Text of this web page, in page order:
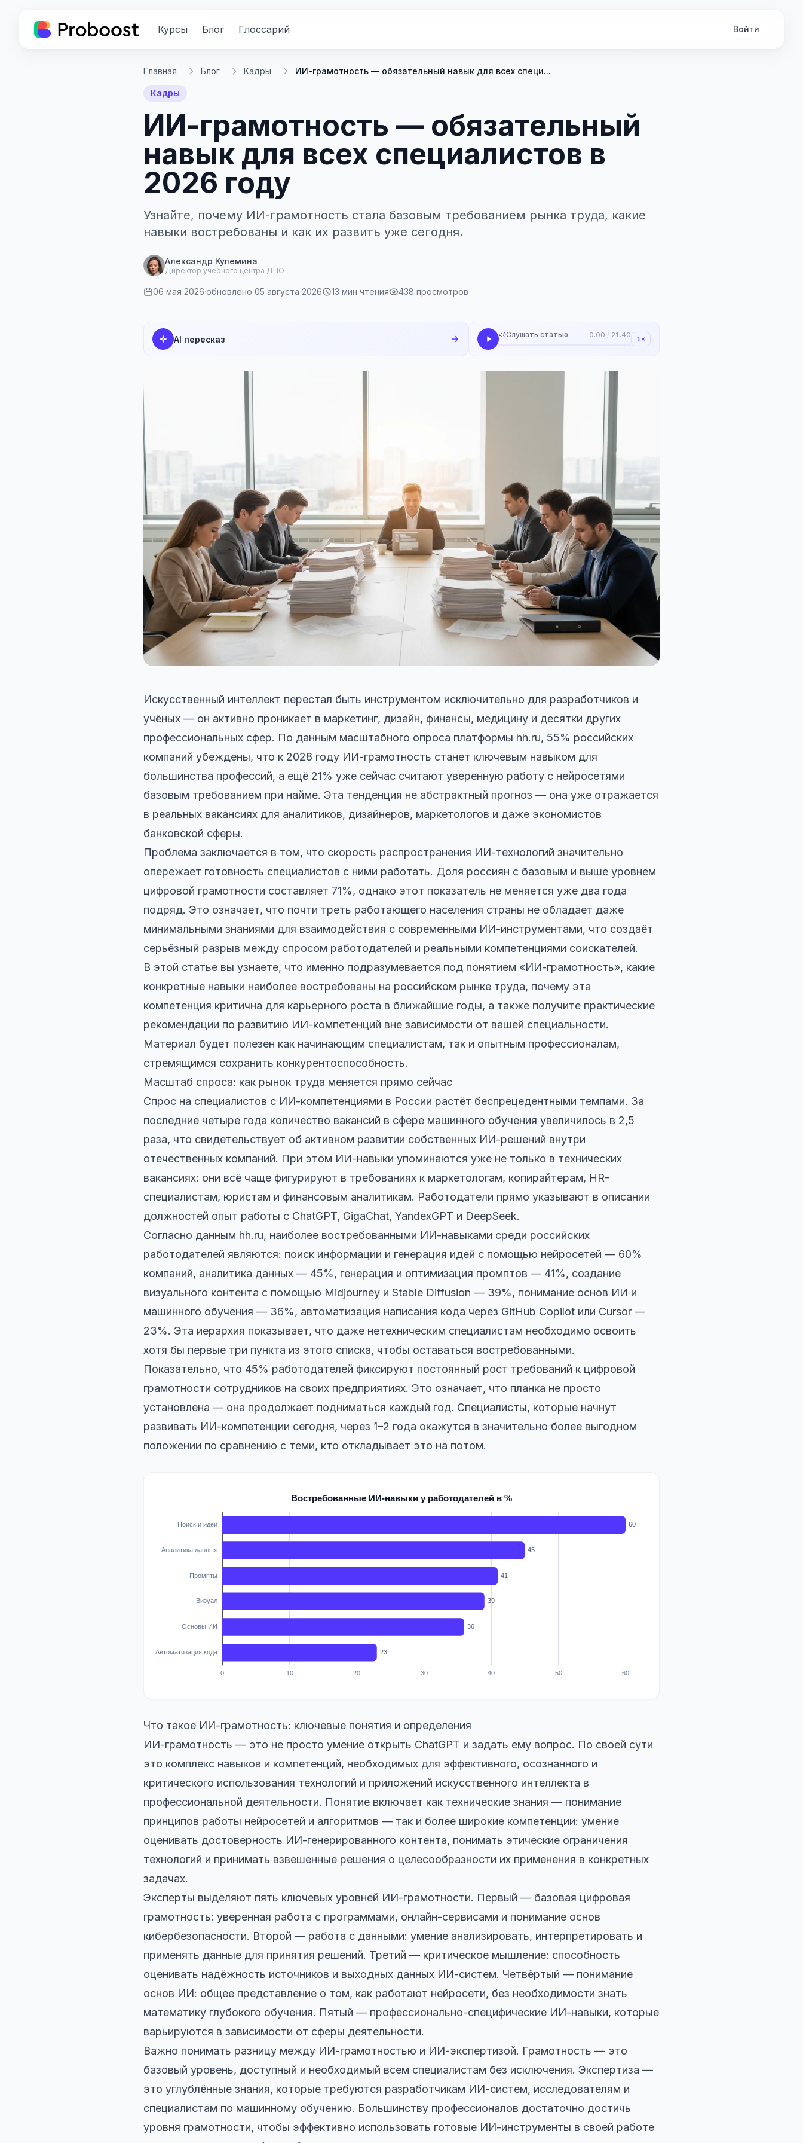
Курсы Блог Глоссарий Войти
Главная Блог Кадры ИИ-грамотность — обязательный навык для всех специ...
Кадры
ИИ-грамотность — обязательный
навык для всех специалистов в
2026 году
Узнайте, почему ИИ-грамотность стала базовым требованием рынка труда, какие
навыки востребованы и как их развить уже сегодня.
Александр Кулемина
Директор учебного центра ДПО
06 мая 2026·обновлено 05 августа 2026 13 мин чтения 438 просмотров
AI пересказ Слушать статью 0:00 / 21:40 1×
Искусственный интеллект перестал быть инструментом исключительно для разработчиков и
учёных — он активно проникает в маркетинг, дизайн, финансы, медицину и десятки других
профессиональных сфер. По данным масштабного опроса платформы hh.ru, 55% российских
компаний убеждены, что к 2028 году ИИ-грамотность станет ключевым навыком для
большинства профессий, а ещё 21% уже сейчас считают уверенную работу с нейросетями
базовым требованием при найме. Эта тенденция не абстрактный прогноз — она уже отражается
в реальных вакансиях для аналитиков, дизайнеров, маркетологов и даже экономистов
банковской сферы.
Проблема заключается в том, что скорость распространения ИИ-технологий значительно
опережает готовность специалистов с ними работать. Доля россиян с базовым и выше уровнем
цифровой грамотности составляет 71%, однако этот показатель не меняется уже два года
подряд. Это означает, что почти треть работающего населения страны не обладает даже
минимальными знаниями для взаимодействия с современными ИИ-инструментами, что создаёт
серьёзный разрыв между спросом работодателей и реальными компетенциями соискателей.
В этой статье вы узнаете, что именно подразумевается под понятием «ИИ-грамотность», какие
конкретные навыки наиболее востребованы на российском рынке труда, почему эта
компетенция критична для карьерного роста в ближайшие годы, а также получите практические
рекомендации по развитию ИИ-компетенций вне зависимости от вашей специальности.
Материал будет полезен как начинающим специалистам, так и опытным профессионалам,
стремящимся сохранить конкурентоспособность.
Масштаб спроса: как рынок труда меняется прямо сейчас
Спрос на специалистов с ИИ-компетенциями в России растёт беспрецедентными темпами. За
последние четыре года количество вакансий в сфере машинного обучения увеличилось в 2,5
раза, что свидетельствует об активном развитии собственных ИИ-решений внутри
отечественных компаний. При этом ИИ-навыки упоминаются уже не только в технических
вакансиях: они всё чаще фигурируют в требованиях к маркетологам, копирайтерам, HR-
специалистам, юристам и финансовым аналитикам. Работодатели прямо указывают в описании
должностей опыт работы с ChatGPT, GigaChat, YandexGPT и DeepSeek.
Согласно данным hh.ru, наиболее востребованными ИИ-навыками среди российских
работодателей являются: поиск информации и генерация идей с помощью нейросетей — 60%
компаний, аналитика данных — 45%, генерация и оптимизация промптов — 41%, создание
визуального контента с помощью Midjourney и Stable Diffusion — 39%, понимание основ ИИ и
машинного обучения — 36%, автоматизация написания кода через GitHub Copilot или Cursor —
23%. Эта иерархия показывает, что даже нетехническим специалистам необходимо освоить
хотя бы первые три пункта из этого списка, чтобы оставаться востребованными.
Показательно, что 45% работодателей фиксируют постоянный рост требований к цифровой
грамотности сотрудников на своих предприятиях. Это означает, что планка не просто
установлена — она продолжает подниматься каждый год. Специалисты, которые начнут
развивать ИИ-компетенции сегодня, через 1–2 года окажутся в значительно более выгодном
положении по сравнению с теми, кто откладывает это на потом.
Что такое ИИ-грамотность: ключевые понятия и определения
ИИ-грамотность — это не просто умение открыть ChatGPT и задать ему вопрос. По своей сути
это комплекс навыков и компетенций, необходимых для эффективного, осознанного и
критического использования технологий и приложений искусственного интеллекта в
профессиональной деятельности. Понятие включает как технические знания — понимание
принципов работы нейросетей и алгоритмов — так и более широкие компетенции: умение
оценивать достоверность ИИ-генерированного контента, понимать этические ограничения
технологий и принимать взвешенные решения о целесообразности их применения в конкретных
задачах.
Эксперты выделяют пять ключевых уровней ИИ-грамотности. Первый — базовая цифровая
грамотность: уверенная работа с программами, онлайн-сервисами и понимание основ
кибербезопасности. Второй — работа с данными: умение анализировать, интерпретировать и
применять данные для принятия решений. Третий — критическое мышление: способность
оценивать надёжность источников и выходных данных ИИ-систем. Четвёртый — понимание
основ ИИ: общее представление о том, как работают нейросети, без необходимости знать
математику глубокого обучения. Пятый — профессионально-специфические ИИ-навыки, которые
варьируются в зависимости от сферы деятельности.
Важно понимать разницу между ИИ-грамотностью и ИИ-экспертизой. Грамотность — это
базовый уровень, доступный и необходимый всем специалистам без исключения. Экспертиза —
это углублённые знания, которые требуются разработчикам ИИ-систем, исследователям и
специалистам по машинному обучению. Большинству профессионалов достаточно достичь
уровня грамотности, чтобы эффективно использовать готовые ИИ-инструменты в своей работе